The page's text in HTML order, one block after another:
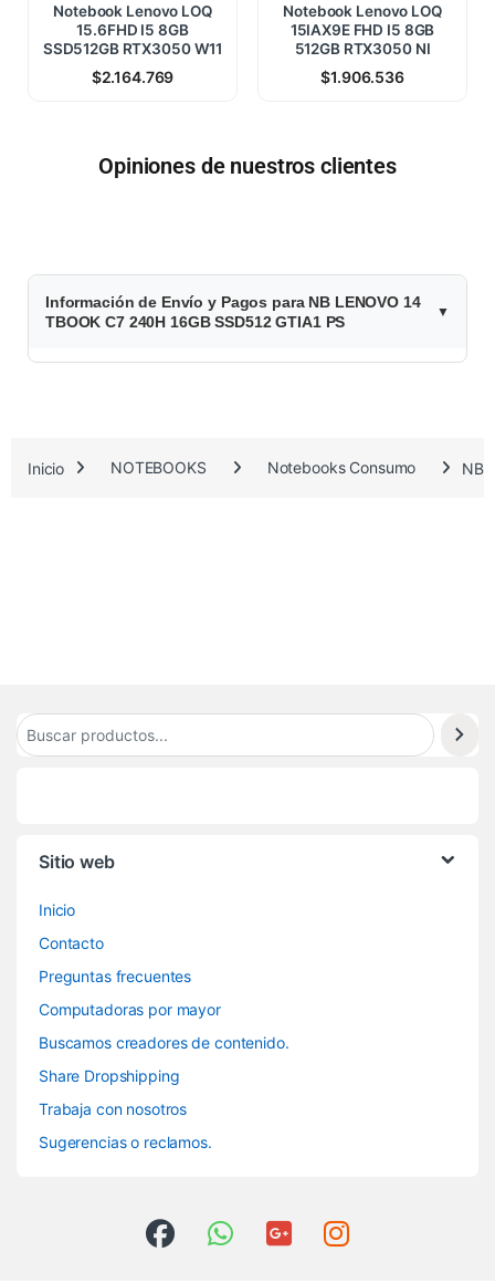
Notebook Lenovo LOQ
15.6FHD I5 8GB
SSD512GB RTX3050 W11
$2.164.769
Notebook Lenovo LOQ
15IAX9E FHD I5 8GB
512GB RTX3050 NI
$1.906.536
Opiniones de nuestros clientes
$
2
.
9
4
Información de Envío y Pagos para NB LENOVO 14
TBOOK C7 240H 16GB SSD512 GTIA1 PS
Inicio NOTEBOOKS Notebooks Consumo NB
Sitio web
Inicio
Contacto
Preguntas frecuentes
Computadoras por mayor
Buscamos creadores de contenido.
Share Dropshipping
Trabaja con nosotros
Sugerencias o reclamos.